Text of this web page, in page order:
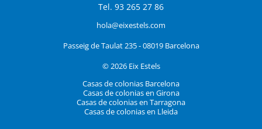
Tel. 93 265 27 86
hola@eixestels.com
Passeig de Taulat 235 - 08019 Barcelona
© 2026 Eix Estels
Casas de colonias Barcelona
Casas de colonias en Girona
Casas de colonias en Tarragona
Casas de colonias en Lleida